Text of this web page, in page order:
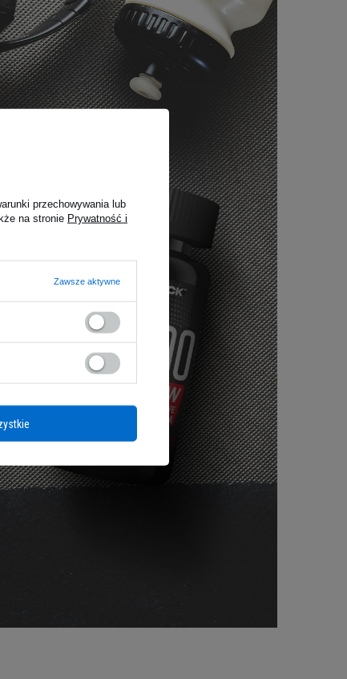
przechowywania lub
na stronie Prywatność i
Zawsze aktywne